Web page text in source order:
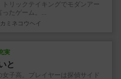
トリックテイキングでモダンアー
たゲーム。...
ミネコウヘイ
実
と
女子高。プレイヤーは探偵サイド